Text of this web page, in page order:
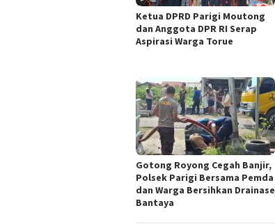
‎Ketua DPRD Parigi Moutong
dan Anggota DPR RI Serap
Aspirasi Warga Torue
Gotong Royong Cegah Banjir,
Polsek Parigi Bersama Pemda
dan Warga Bersihkan Drainase
Bantaya